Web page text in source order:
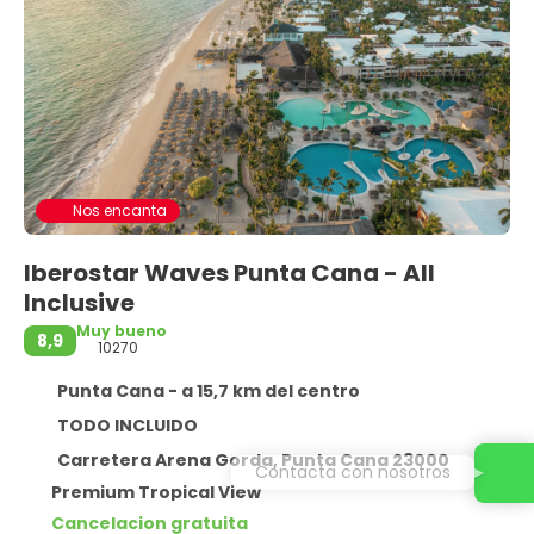
Nos encanta
Iberostar Waves Punta Cana - All
Inclusive
8,9
Muy bueno
10270
Punta Cana - a 15,7 km del centro
TODO INCLUIDO
Carretera Arena Gorda, Punta Cana 23000
Premium Tropical View
Cancelacion gratuita
Contacta con nosotros